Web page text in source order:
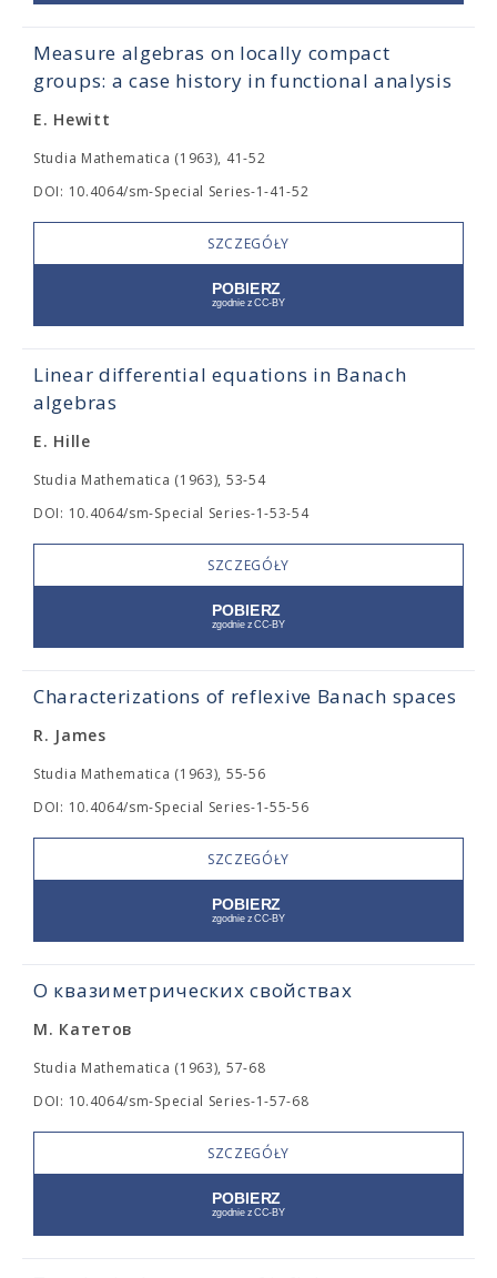
Measure algebras on locally compact
groups: a case history in functional analysis
E. Hewitt
Studia Mathematica (1963), 41-52
DOI: 10.4064/sm-Special Series-1-41-52
SZCZEGÓŁY
Linear differential equations in Banach
algebras
E. Hille
Studia Mathematica (1963), 53-54
DOI: 10.4064/sm-Special Series-1-53-54
SZCZEGÓŁY
Characterizations of reflexive Banach spaces
R. James
Studia Mathematica (1963), 55-56
DOI: 10.4064/sm-Special Series-1-55-56
SZCZEGÓŁY
О квазиметрических свойствах
М. Катетов
Studia Mathematica (1963), 57-68
DOI: 10.4064/sm-Special Series-1-57-68
SZCZEGÓŁY